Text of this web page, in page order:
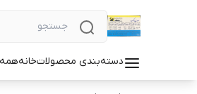
دسته‌بندی محصولاتخانه